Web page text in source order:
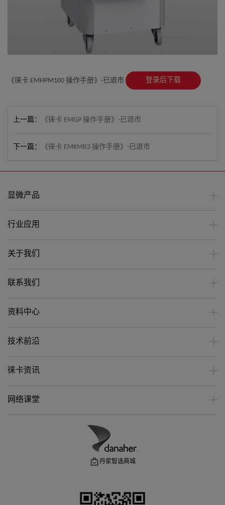
《徕卡 EMHPM100 操作手册》-已退市 登录后下载
上一篇： 《徕卡 EMGP 操作手册》-已退市
下一篇： 《徕卡 EMKMR3 操作手册》-已退市
显微产品
行业应用
关于我们
联系我们
资料中心
技术前沿
徕卡资讯
网络课堂
丹家智选商城